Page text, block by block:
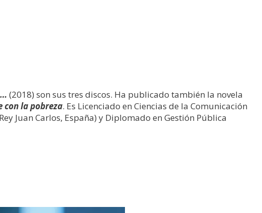
(2018) son sus tres discos. Ha publicado también la novela
con la pobreza. Es Licenciado en Ciencias de la Comunicación
Juan Carlos, España) y Diplomado en Gestión Pública